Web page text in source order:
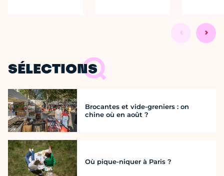
SÉLECTIONS
Brocantes et vide-greniers : on
chine où en août ?
Où pique-niquer à Paris ?